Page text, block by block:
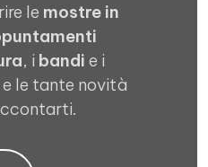
le mostre in
, i bandi e i
e le tante novità